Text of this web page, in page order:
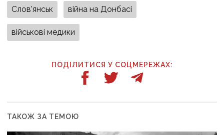
Слов'янськ війна на Донбасі
військові медики
ПОДІЛИТИСЯ У СОЦМЕРЕЖАХ:
ТАКОЖ ЗА ТЕМОЮ